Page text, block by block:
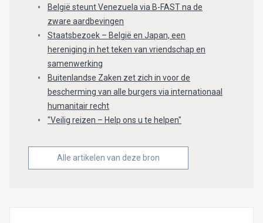
België steunt Venezuela via B-FAST na de
zware aardbevingen
Staatsbezoek – België en Japan, een
hereniging in het teken van vriendschap en
samenwerking
Buitenlandse Zaken zet zich in voor de
bescherming van alle burgers via internationaal
humanitair recht
"Veilig reizen – Help ons u te helpen"
Alle artikelen van deze bron